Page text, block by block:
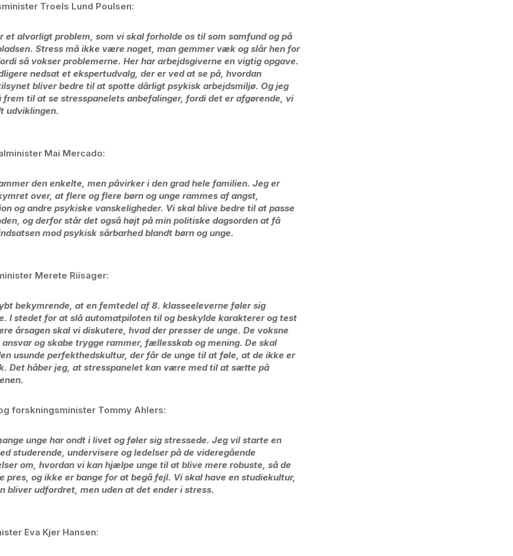
Troels Lund Poulsen:
et alvorligt problem, som vi skal forholde os til som samfund og på
Stress må ikke være noget, man gemmer væk og slår hen for
så vokser problemerne. Her har arbejdsgiverne en vigtig opgave.
nedsat et ekspertudvalg, der er ved at se på, hvordan
bliver bedre til at spotte dårligt psykisk arbejdsmiljø. Og jeg
frem til at se stresspanelets anbefalinger, fordi det er afgørende, vi
udviklingen.
Mai Mercado:
den enkelte, men påvirker i den grad hele familien. Jeg er
over, at flere og flere børn og unge rammes af angst,
og andre psykiske vanskeligheder. Vi skal blive bedre til at passe
og derfor står det også højt på min politiske dagsorden at få
mod psykisk sårbarhed blandt børn og unge.
Merete Riisager:
bekymrende, at en femtedel af 8. klasseeleverne føler sig
I stedet for at slå automatpiloten til og beskylde karakterer og test
årsagen skal vi diskutere, hvad der presser de unge. De voksne
ansvar og skabe trygge rammer, fællesskab og mening. De skal
usunde perfekthedskultur, der får de unge til at føle, at de ikke er
Det håber jeg, at stresspanelet kan være med til at sætte på
forskningsminister Tommy Ahlers:
unge har ondt i livet og føler sig stressede. Jeg vil starte en
studerende, undervisere og ledelser på de videregående
om, hvordan vi kan hjælpe unge til at blive mere robuste, så de
pres, og ikke er bange for at begå fejl. Vi skal have en studiekultur,
bliver udfordret, men uden at det ender i stress.
Eva Kjer Hansen: